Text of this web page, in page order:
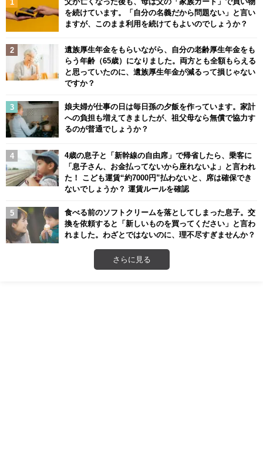
を続けています。「自分の名義だから問題ない」と言い
ますが、このまま利用を続けてもよいのでしょうか？
遺族厚生年金をもらいながら、自分の老齢厚生年金をも
らう年齢（65歳）になりました。両方とも全額もらえる
と思っていたのに、遺族厚生年金が減るって損じゃない
ですか？
娘夫婦が仕事の日は毎日孫の夕飯を作っています。家計
への負担も増えてきましたが、祖父母なら無償で協力す
るのが普通でしょうか？
4歳の息子と「新幹線の自由席」で帰省したら、乗客に
「息子さん、お金払ってないから座れないよ」と言われ
た！ こども運賃“約7000円”払わないと、席は確保でき
ないでしょうか？ 運賃ルールを確認
食べる前のソフトクリームを落としてしまった息子。交
換を依頼すると「新しいものを買ってください」と言わ
れました。わざとではないのに、理不尽すぎませんか？
さらに見る